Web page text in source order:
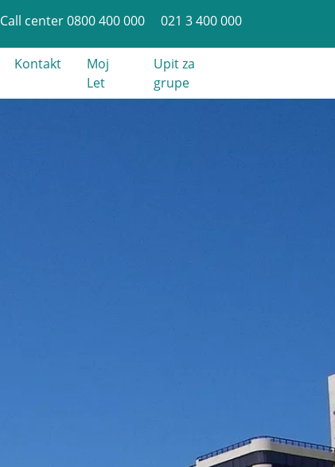
Call center 0800 400 000 021 3 400 000
Kontakt
Moj
Let
Upit za
grupe